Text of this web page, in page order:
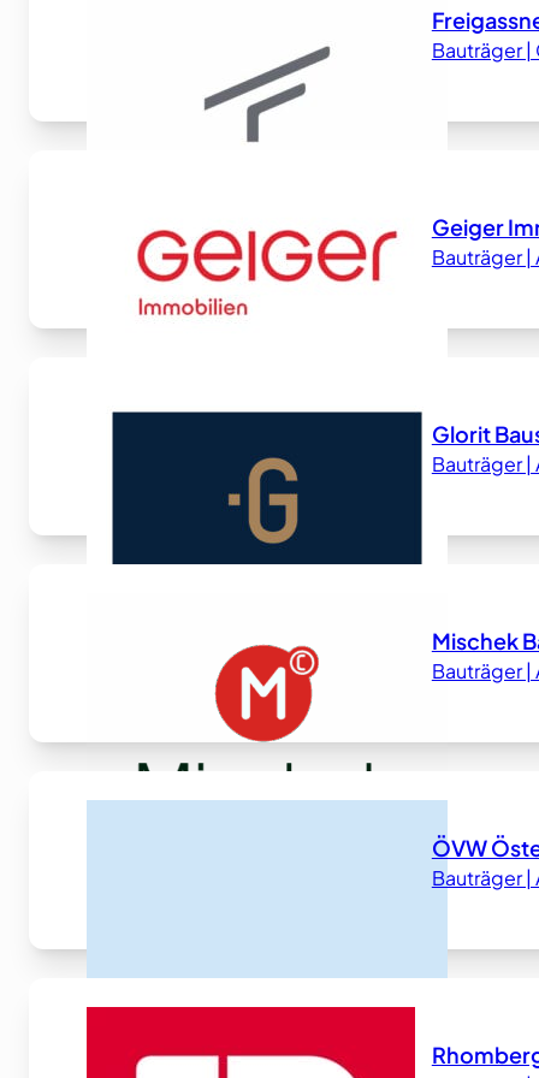
Bauträger |
Geiger
Bauträger |
Glorit
Bauträger |
Mischek
Bauträger |
ÖVW
Bauträger |